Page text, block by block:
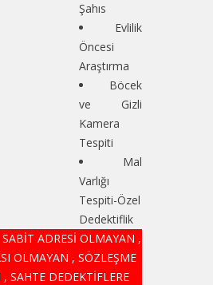
Şahıs
Evlilik
Öncesi
Araştırma
Böcek
ve Gizli
Kamera
Tespiti
Mal
Varlığı
Tespiti-Özel
Dedektiflik
SABİT ADRESİ OLMAYAN ,
OLMAYAN , SÖZLEŞME
SAHTE DEDEKTİFLERE